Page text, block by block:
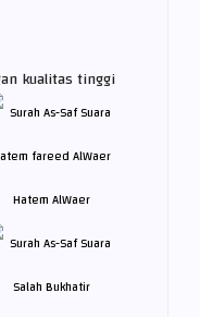
kualitas tinggi
Hatem AlWaer